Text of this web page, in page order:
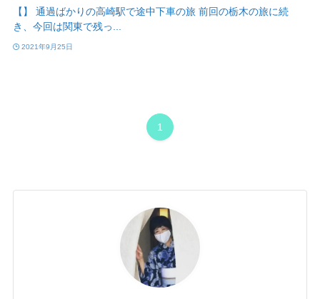
【】 通過ばかりの高崎駅で途中下車の旅 前回の栃木の旅に続
き、今回は関東で残っ...
2021年9月25日
1